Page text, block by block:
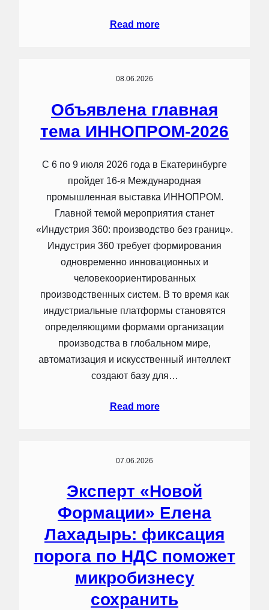
Read more
08.06.2026
Объявлена главная
тема ИННОПРОМ-2026
С 6 по 9 июля 2026 года в Екатеринбурге
пройдет 16-я Международная
промышленная выставка ИННОПРОМ.
Главной темой мероприятия станет
«Индустрия 360: производство без границ».
Индустрия 360 требует формирования
одновременно инновационных и
человекоориентированных
производственных систем. В то время как
индустриальные платформы становятся
определяющими формами организации
производства в глобальном мире,
автоматизация и искусственный интеллект
создают базу для…
Read more
07.06.2026
Эксперт «Новой
Формации» Елена
Лахадырь: фиксация
порога по НДС поможет
микробизнесу
сохранить